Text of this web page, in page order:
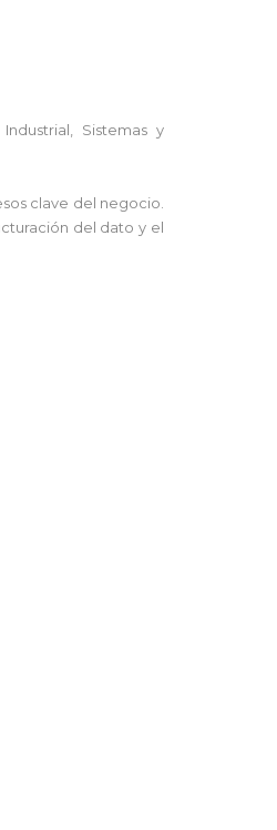
Sistemas y
clave del negocio.
del dato y el